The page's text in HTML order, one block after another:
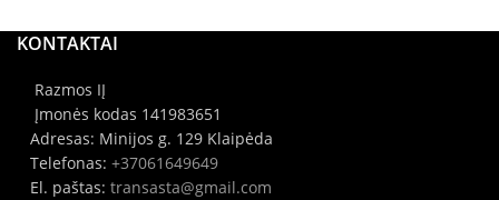
KONTAKTAI
Razmos IĮ
Įmonės kodas 141983651
Adresas: Minijos g. 129 Klaipėda
Telefonas: +37061649649
El. paštas: transasta@gmail.com